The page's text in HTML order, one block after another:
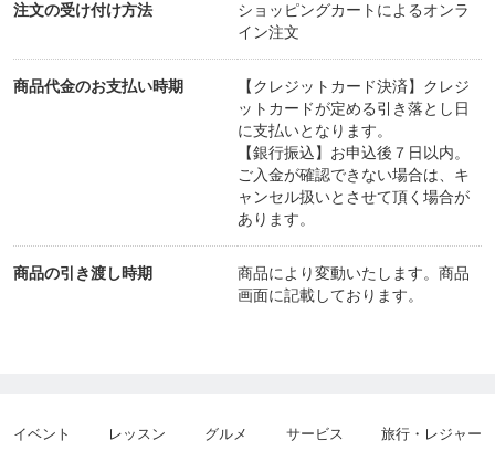
また、普段の調理で「卵・乳・小麦・えび・かに・
れもございます。
現在ご参加者さま募集中のセミナー一覧は、こちら
の画面よりご覧いただけます♡
https://ticket.tsuku2.jp/events-store/0000215246
い
注文の受け付け方法
ショッピングカートによるオンラ
イン注文
商品代金のお支払い時期
【クレジットカード決済】クレジ
ットカードが定める引き落とし日
に支払いとなります。
【銀行振込】お申込後７日以内。
ご入金が確認できない場合は、キ
ャンセル扱いとさせて頂く場合が
あります。
商品の引き渡し時期
商品により変動いたします。商品
画面に記載しております。
イベント レッスン グルメ サービス 旅行・レジャー